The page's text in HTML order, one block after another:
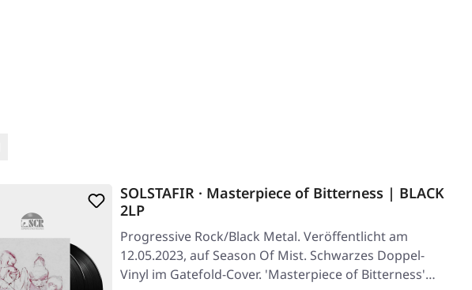
SOLSTAFIR · Masterpiece of Bitterness | BLACK
2LP
Progressive Rock/Black Metal. Veröffentlicht am
12.05.2023, auf Season Of Mist. Schwarzes Doppel-
Vinyl im Gatefold-Cover. 'Masterpiece of Bitterness'…